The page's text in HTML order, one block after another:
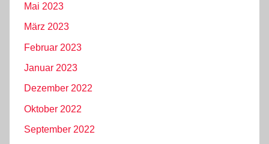
Mai 2023
März 2023
Februar 2023
Januar 2023
Dezember 2022
Oktober 2022
September 2022